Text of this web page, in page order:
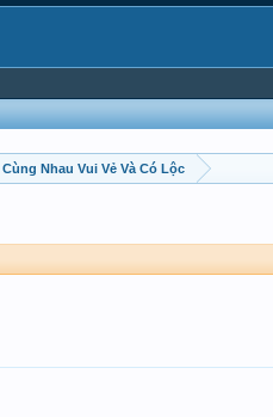
Cùng Nhau Vui Vẻ Và Có Lộc